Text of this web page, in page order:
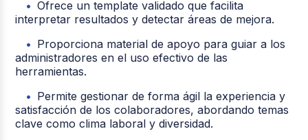
Ofrece un template validado que facilita
interpretar resultados y detectar áreas de mejora.
Proporciona material de apoyo para guiar a los
administradores en el uso efectivo de las
herramientas.
Permite gestionar de forma ágil la experiencia y
satisfacción de los colaboradores, abordando temas
clave como clima laboral y diversidad.